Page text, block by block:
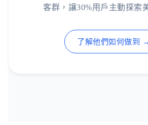
客群，讓30%用戶主動探索
了解他們如何做到 →